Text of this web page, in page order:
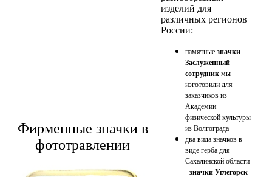
Фирменные значки в
фототравлении
изделий для
различных регионов
России:
памятные значки
Заслуженный
сотрудник мы
изготовили для
заказчиков из
Академии
физической культуры
из Волгограда
два вида значков в
виде герба для
Сахалинской области
- значки Углегорск